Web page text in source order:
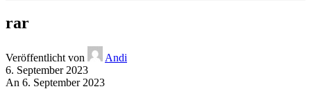
rar
Veröffentlicht von
Andi
6. September 2023
An 6. September 2023